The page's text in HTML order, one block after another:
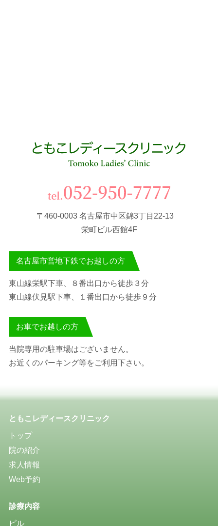
〒460-0003 名古屋市中区錦3丁目22-13
栄町ビル西館4F
名古屋市営地下鉄でお越しの方
東山線栄駅下車、８番出口から徒歩３分
東山線伏見駅下車、１番出口から徒歩９分
お車でお越しの方
当院専用の駐車場はございません。
お近くのパーキング等をご利用下さい。
ともこレディースクリニック
トップ
院の紹介
求人情報
Web予約
診療内容
ピル